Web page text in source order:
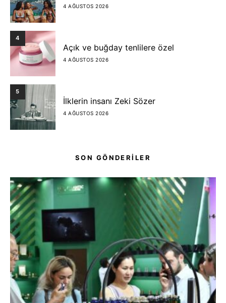
4 AĞUSTOS 2026
4
Açık ve buğday tenlilere özel
4 AĞUSTOS 2026
5
İlklerin insanı Zeki Sözer
4 AĞUSTOS 2026
SON GÖNDERİLER